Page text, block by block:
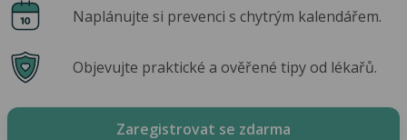
Naplánujte si prevenci s chytrým kalendářem.
Objevujte praktické a ověřené tipy od lékařů.
Zaregistrovat se zdarma